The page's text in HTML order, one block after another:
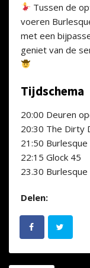
Tussen de
voeren
met een
geniet van de
Tijdschema
20:00 Deuren
20:30 The Dirty
21:50 Burlesque
22:15 Glock 45
23.30 Burlesque
Delen: